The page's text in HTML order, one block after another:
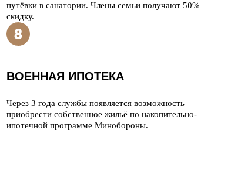
путёвки в санатории. Члены семьи получают 50%
скидку.
ВОЕННАЯ ИПОТЕКА
Через 3 года службы появляется возможность
приобрести собственное жильё по накопительно-
ипотечной программе Минобороны.